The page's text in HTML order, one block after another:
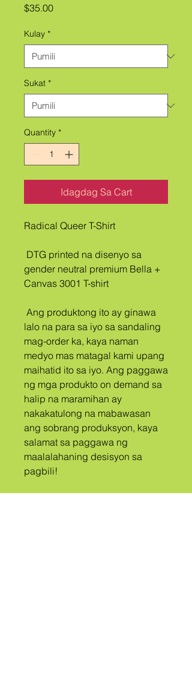
$35.00Presyo
Kulay *
Sukat *
Quantity *
Idagdag Sa Cart
Radical Queer T-Shirt
gender neutral premium Bella +
Canvas 3001 T-shirt
lalo na para sa iyo sa sandaling
mag-order ka, kaya naman
medyo mas matagal kami upang
maihatid ito sa iyo. Ang paggawa
ng mga produkto on demand sa
halip na maramihan ay
nakakatulong na mabawasan
ang sobrang produksyon, kaya
salamat sa paggawa ng
maalalahaning desisyon sa
pagbili!